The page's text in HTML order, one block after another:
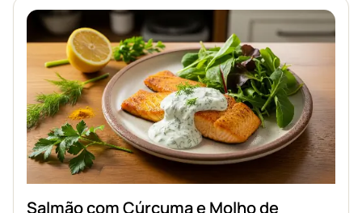
Salmão com Cúrcuma e Molho de